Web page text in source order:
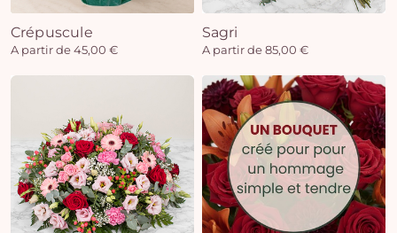
Crépuscule
A partir de 45,00 €
Sagri
A partir de 85,00 €